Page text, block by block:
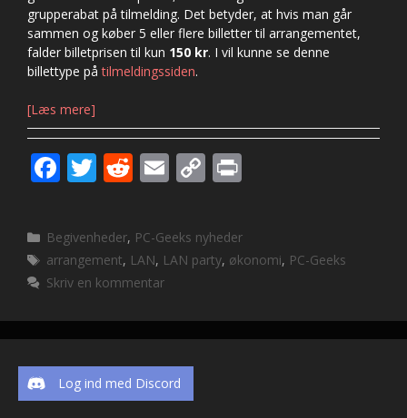
grupperabat på tilmelding. Det betyder, at hvis man går
sammen og køber 5 eller flere billetter til arrangementet,
falder billetprisen til kun 150 kr. I vil kunne se denne
billettype påtilmeldingssiden.
[Læs mere]
F
e
b
o
o
k
T
itt
er
R
d
di
t
E
ai
l
C
p
y
n
k
t
Kategorier
Begivenheder, PC-Geeks nyheder
Tags
arrangement, LAN, LAN party, økonomi, PC-Geeks
Skriv en kommentar
Log ind med Discord